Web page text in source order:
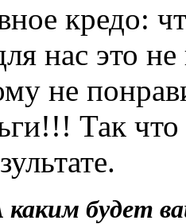
кредо:
нас это
не
Так
каким будет